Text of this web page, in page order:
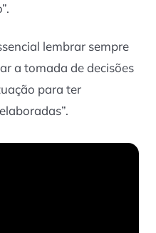
lembrar sempre
a tomada de decisões
para ter